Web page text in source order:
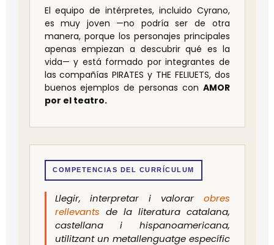
El equipo de intérpretes, incluido Cyrano,
es muy joven —no podría ser de otra
manera, porque los personajes principales
apenas empiezan a descubrir qué es la
vida— y está formado por integrantes de
las compañías PIRATES y THE FELIUETS, dos
buenos ejemplos de personas con AMOR
por el teatro.
COMPETENCIAS DEL CURRÍCULUM
Llegir, interpretar i valorar obres
rellevants de la literatura catalana,
castellana i hispanoamericana,
utilitzant un metallenguatge específic